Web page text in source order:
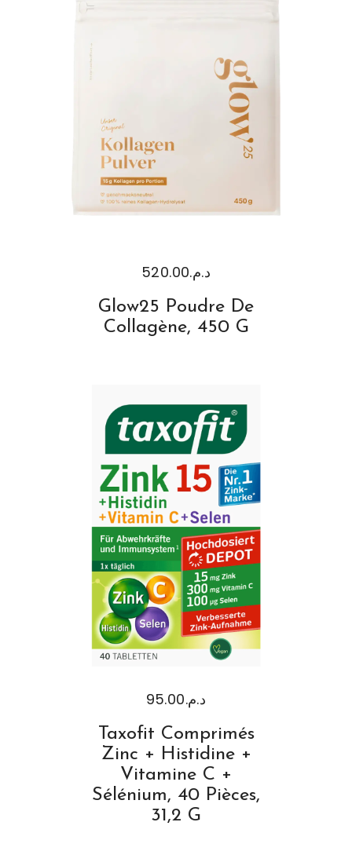
د.م.520.00
Glow25 Poudre De
Collagène, 450 G
د.م.95.00
Taxofit Comprimés
Zinc + Histidine +
Vitamine C +
Sélénium, 40 Pièces,
31,2 G